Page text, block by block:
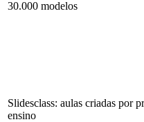
30.000 modelos
Slidesclass: aulas criadas por
ensino